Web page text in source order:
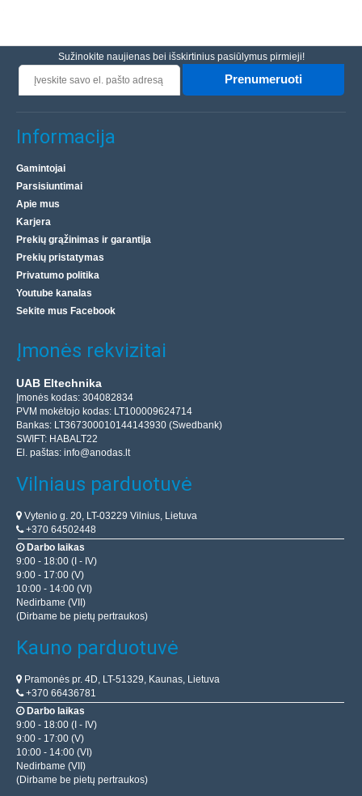
Sužinokite naujienas bei išskirtinius pasiūlymus pirmieji!
Prenumeruoti
Informacija
Gamintojai
Parsisiuntimai
Apie mus
Karjera
Prekių grąžinimas ir garantija
Prekių pristatymas
Privatumo politika
Youtube kanalas
Sekite mus Facebook
Įmonės rekvizitai
UAB Eltechnika
Įmonės kodas: 304082834
PVM mokėtojo kodas: LT100009624714
Bankas: LT367300010144143930 (Swedbank)
SWIFT: HABALT22
El. paštas: info@anodas.lt
Vilniaus parduotuvė
Vytenio g. 20, LT-03229 Vilnius, Lietuva
+370 64502448
Darbo laikas
9:00 - 18:00 (I - IV)
9:00 - 17:00 (V)
10:00 - 14:00 (VI)
Nedirbame (VII)
(Dirbame be pietų pertraukos)
Kauno parduotuvė
Pramonės pr. 4D, LT-51329, Kaunas, Lietuva
+370 66436781
Darbo laikas
9:00 - 18:00 (I - IV)
9:00 - 17:00 (V)
10:00 - 14:00 (VI)
Nedirbame (VII)
(Dirbame be pietų pertraukos)